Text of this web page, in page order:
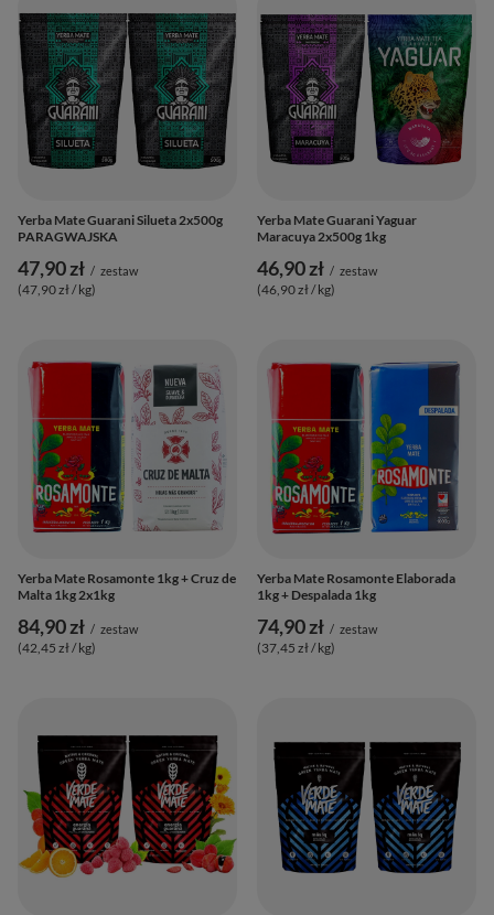
Yerba Mate Guarani Silueta 2x500g
PARAGWAJSKA
47,90 zł / zestaw
(47,90 zł / kg)
Yerba Mate Guarani Yaguar
Maracuya 2x500g 1kg
46,90 zł / zestaw
(46,90 zł / kg)
Yerba Mate Rosamonte 1kg + Cruz de
Malta 1kg 2x1kg
84,90 zł / zestaw
(42,45 zł / kg)
Yerba Mate Rosamonte Elaborada
1kg + Despalada 1kg
74,90 zł / zestaw
(37,45 zł / kg)